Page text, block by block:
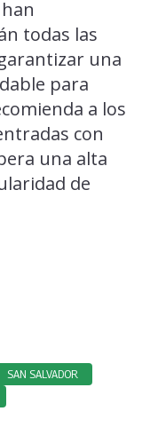
todas las
una
para
a los
con
una alta
de
SAN SALVADOR